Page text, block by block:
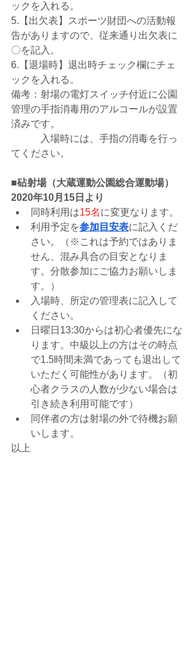
ックを入れる。
5.【出欠表】スポーツ財団への活動報
告がありますので、従来通り出欠表に
〇を記入。
6.【退場時】退出時チェック欄にチェ
ックを入れる。
備考：射場の電灯スイッチ付近に公園
管理の手指消毒用のアルコールが設置
済みです。
入場時には、手指の消毒を行っ
てください。
■砧射場（大蔵運動公園総合運動場）
2020年10月15日より
同時利用は15名に変更なります。
利用予定を参加目安表に記入くだ
さい。
（ ※これは予約ではありま
せん、混み具合の目安となりま
す。分散参加にご協力お願いしま
す。
）
入場時、所定の管理表に記入して
ください。
日曜日13:30からは初心者優先にな
ります。中級以上の方はその時点
で1.5時間未満であっても退出して
いただく可能性があります。（初
心者クラスの人数が少ない場合は
引き続き利用可能です）
同伴者の方は射場の外で待機お願
いします。
以上